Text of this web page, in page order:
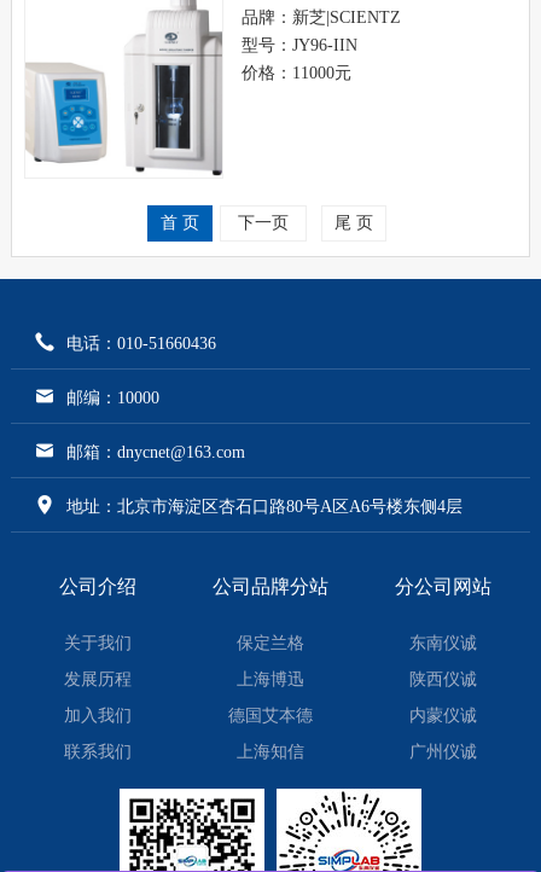
品牌：新芝|SCIENTZ
型号：JY96-IIN
价格：11000元
首 页 下一页 尾 页
电话：010-51660436
邮编：10000
邮箱：dnycnet@163.com
地址：北京市海淀区杏石口路80号A区A6号楼东侧4层
公司介绍
关于我们
发展历程
加入我们
联系我们
公司品牌分站
保定兰格
上海博迅
德国艾本德
上海知信
分公司网站
东南仪诚
陕西仪诚
内蒙仪诚
广州仪诚